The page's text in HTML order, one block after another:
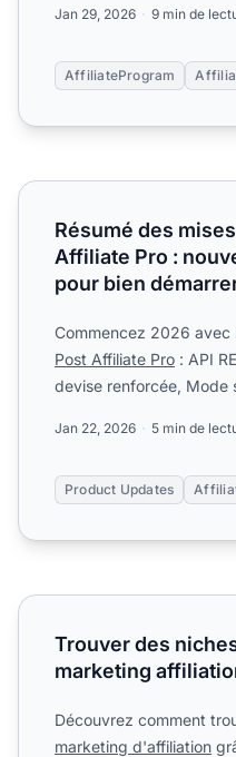
Jan 29, 2026 9 min de
AffiliateProgram
Résumé des mises à
Résumé des
Affiliate Pro :
pour bien
Commencez 2026 avec
Post Affiliate Pro : API
devise renforcée, Mode
Jan 22, 2026 5 min de
Product Updates
Trouver des niches
Trouver des
marketing
Découvrez comment
marketing d'affiliation